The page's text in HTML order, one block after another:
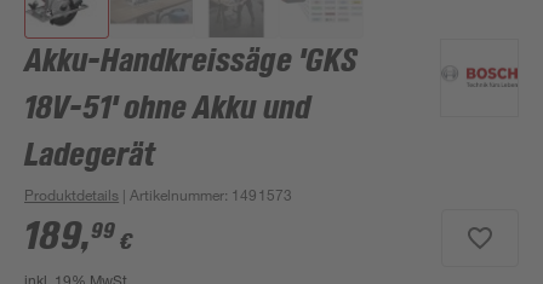
Akku-Handkreissäge 'GKS
18V-51' ohne Akku und
Ladegerät
Produktdetails | Artikelnummer: 1491573
189,99 €